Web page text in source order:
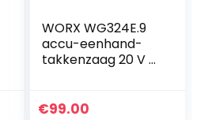
WORX WG324E.9
accu-eenhand-
takkenzaag 20 V –
licht en
€99.00